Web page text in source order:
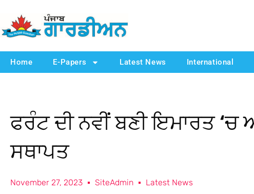
Home E-Papers Latest News International
ਫਰੰਟ ਦੀ ਨਵੀਂ ਬਣੀ ਇਮਾਰਤ ‘ਚ
ਸਥਾਪਤ
November 27, 2023 SiteAdmin Latest News